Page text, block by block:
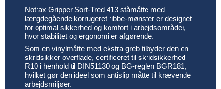
Notrax Gripper Sort-Tred 413 ståmåtte med
længdegående korrugeret ribbe-mønster er designet
for optimal sikkerhed og komfort i arbejdsområder,
hvor stabilitet og ergonomi er afgørende.
Som en vinylmåtte med ekstra greb tilbyder den en
skridsikker overflade, certificeret til skridsikkerhed
R10 i henhold til DIN51130 og BG-reglen BGR181,
hvilket gør den ideel som antislip måtte til krævende
arbejdsmiljøer.